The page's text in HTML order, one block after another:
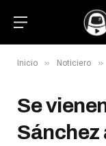
Inicio » Noticiero »
Se
Sánchez